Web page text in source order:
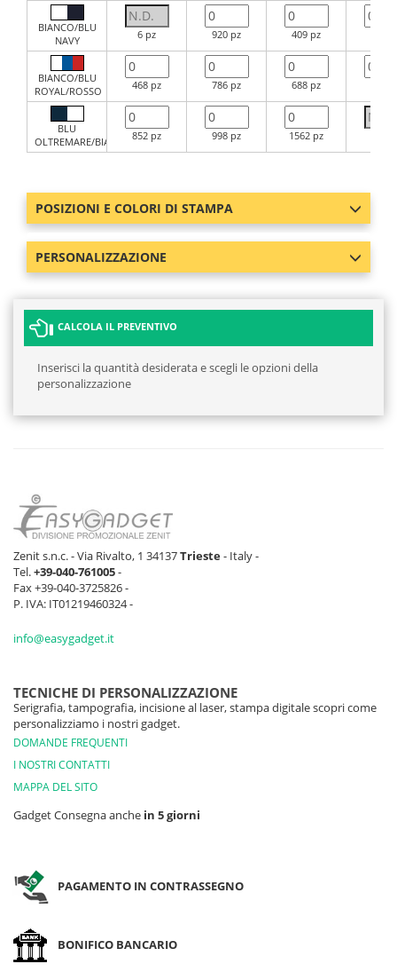
BIANCO/BLU
NAVY
6 pz 920 pz 409 pz
BIANCO/BLU
ROYAL/ROSSO
468 pz 786 pz 688 pz
BLU
OLTREMARE/BIANCO 852 pz 998 pz 1562 pz
POSIZIONI E COLORI DI STAMPA
PERSONALIZZAZIONE
CALCOLA IL PREVENTIVO
Inserisci la quantità desiderata e scegli le opzioni della
personalizzazione
Zenit s.n.c. - Via Rivalto, 1 34137Trieste- Italy -
Tel.+39-040-761005-
Fax +39-040-3725826 -
P. IVA: IT01219460324 -
info@easygadget.it
TECNICHE DI PERSONALIZZAZIONE
Serigrafia, tampografia, incisione al laser, stampa digitale scopri come
personalizziamo i nostri gadget.
DOMANDE FREQUENTI
I NOSTRI CONTATTI
MAPPA DEL SITO
Gadget Consegna anche in 5 giorni
PAGAMENTO IN CONTRASSEGNO
BONIFICO BANCARIO